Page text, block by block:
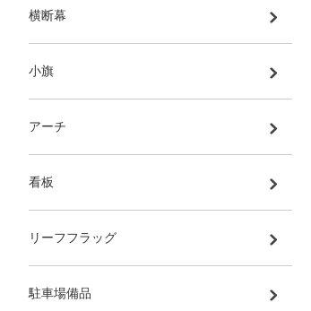
横断幕
小旗
アーチ
看板
リーフフラッグ
駐車場備品